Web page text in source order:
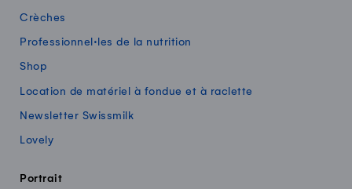
Crèches
Professionnel·les de la nutrition
Shop
Location de matériel à fondue et à raclette
Newsletter Swissmilk
Lovely
Portrait